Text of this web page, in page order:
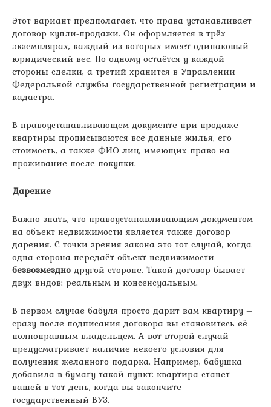
Этот вариант предполагает, что права устанавливает
договор купли-продажи. Он оформляется в трёх
экземплярах, каждый из которых имеет одинаковый
юридический вес. По одному остаётся у каждой
стороны сделки, а третий хранится в Управлении
Федеральной службы государственной регистрации и
кадастра.
В правоустанавливающем документе при продаже
квартиры прописываются все данные жилья, его
стоимость, а также ФИО лиц, имеющих право на
проживание после покупки.
Дарение
Важно знать, что правоустанавливающим документом
на объект недвижимости является также договор
дарения. С точки зрения закона это тот случай, когда
одна сторона передаёт объект недвижимости
безвозмездно другой стороне. Такой договор бывает
двух видов: реальным и консенсуальным.
В первом случае бабуля просто дарит вам квартиру –
сразу после подписания договора вы становитесь её
полноправным владельцем. А вот второй случай
предусматривает наличие некоего условия для
получения желанного подарка. Например, бабушка
добавила в бумагу такой пункт: квартира станет
вашей в тот день, когда вы закончите
государственный ВУЗ.